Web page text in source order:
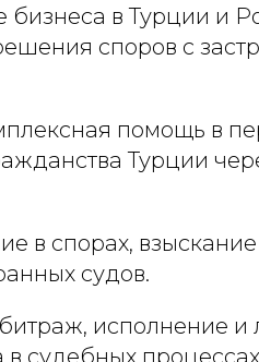
в Турции и
споров с
помощь в
Турции
в спорах,
судов.
исполнение и